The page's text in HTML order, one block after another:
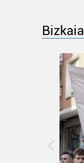
Bizkaia